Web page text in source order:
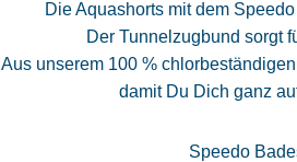
Die Aquashorts mit dem
Der Tunnelzugbund sorgt
Aus unserem 100 %
damit Du Dich ganz
Speedo